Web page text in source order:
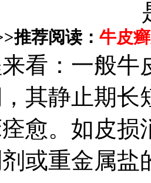
推荐阅读： 牛皮
看：一般牛
其静止期长
愈。如皮损
或重金属盐